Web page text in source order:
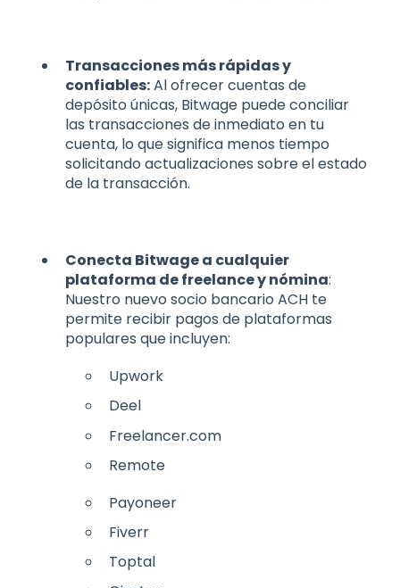
Transacciones más rápidas y
confiables:Al ofrecer cuentas de
depósito únicas, Bitwage puede conciliar
las transacciones de inmediato en tu
cuenta, lo que significa menos tiempo
solicitando actualizaciones sobre el estado
de la transacción.
Conecta Bitwage a cualquier
plataforma de freelance y nómina:
Nuestro nuevo socio bancario ACH te
permite recibir pagos de plataformas
populares que incluyen:
Upwork
Deel
Freelancer.com
Remote
Payoneer
Fiverr
Toptal